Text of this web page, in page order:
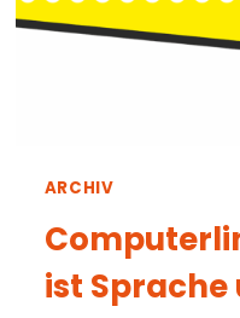
ARCHIV
ist Sprache